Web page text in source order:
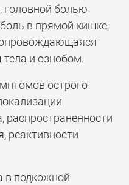
головной болью
в прямой кишке,
и ознобом.
острого
распространенности
реактивности
в подкожной